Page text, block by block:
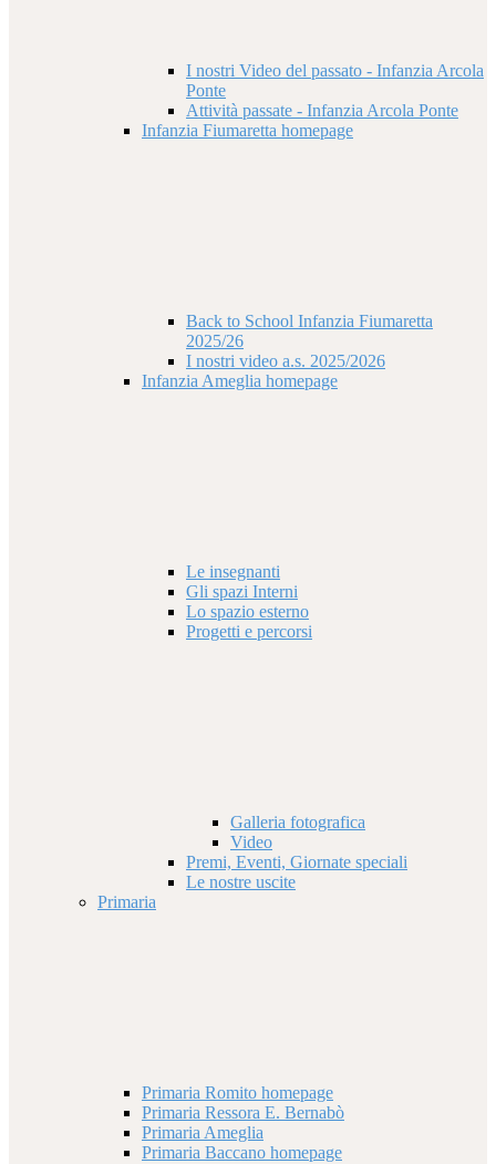
I nostri Video del passato - Infanzia Arcola
Ponte
Attività passate - Infanzia Arcola Ponte
Infanzia Fiumaretta homepage
Back to School Infanzia Fiumaretta
2025/26
I nostri video a.s. 2025/2026
Infanzia Ameglia homepage
Le insegnanti
Gli spazi Interni
Lo spazio esterno
Progetti e percorsi
Galleria fotografica
Video
Premi, Eventi, Giornate speciali
Le nostre uscite
Primaria
Primaria Romito homepage
Primaria Ressora E. Bernabò
Primaria Ameglia
Primaria Baccano homepage